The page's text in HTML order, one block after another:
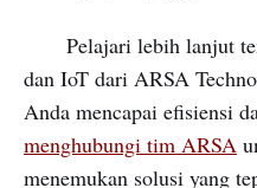
Pelajari lebih lanjut
dan IoT dari ARSA
Anda mencapai efisiensi
menghubungi tim ARSA
menemukan solusi yang